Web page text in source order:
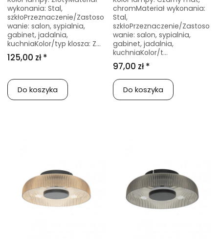
wykonania: Stal,
szkłoPrzeznaczenie/Zastoso
wanie: salon, sypialnia,
gabinet, jadalnia,
kuchniaKolor/typ klosza: Z...
125,00 zł *
Do koszyka
chromMateriał wykonania:
Stal,
szkłoPrzeznaczenie/Zastoso
wanie: salon, sypialnia,
gabinet, jadalnia,
kuchniaKolor/t...
97,00 zł *
Do koszyka